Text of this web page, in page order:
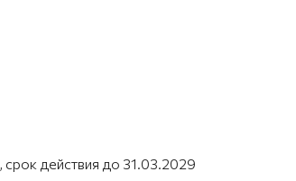
, срок действия до 31.03.2029